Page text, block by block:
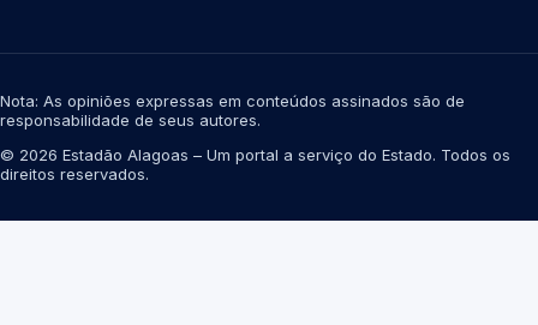
Nota: As opiniões expressas em conteúdos assinados são de
responsabilidade de seus autores.
© 2026 Estadão Alagoas – Um portal a serviço do Estado. Todos os
direitos reservados.